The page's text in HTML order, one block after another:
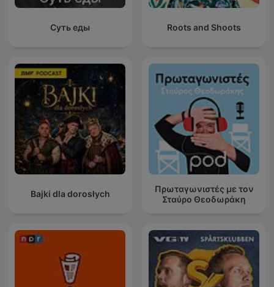
Суть еды Roots and Shoots
Bajki dla dorosłych
Πρωταγωνιστές με τον
Σταύρο Θεοδωράκη